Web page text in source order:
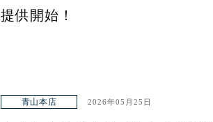
提供開始！
青山本店 2026年05月25日